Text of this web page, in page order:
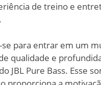
de treino e
se para entrar em um
qualidade e
JBL Pure Bass. Esse